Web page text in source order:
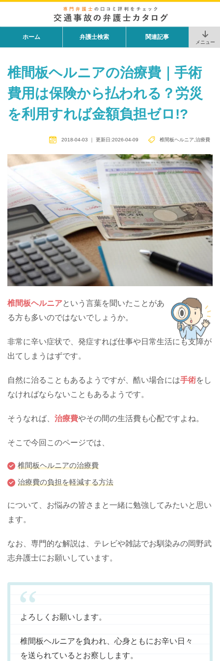
ホーム 弁護士検索 関連記事
メニュー
椎間板ヘルニアの治療費｜手術
費用は保険から払われる？労災
を利用すれば金額負担ゼロ!?
｜ 更新日:2026-04-09 椎間板ヘルニア 治療費
椎間板ヘルニアという言葉を聞いたことがあ
る方も多いのではないでしょうか。
非常に辛い症状で、発症すれば仕事や日常生活にも支障が
出てしまうはずです。
自然に治ることもあるようですが、酷い場合には手術をし
なければならないこともあるようです。
そうなれば、 治療費やその間の生活費も心配ですよね。
そこで今回このページでは、
椎間板ヘルニアの治療費
治療費の負担を軽減する方法
について、お悩みの皆さまと一緒に勉強してみたいと思い
ます。
なお、専門的な解説は、テレビや雑誌でお馴染みの岡野武
志弁護士にお願いしています。
よろしくお願いします。
椎間板ヘルニアを負われ、心身ともにお辛い日々
を送られているとお察しします。